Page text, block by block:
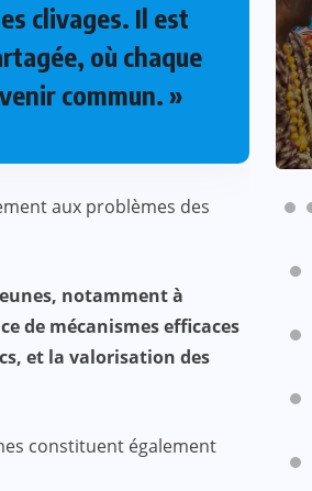
clivages. Il est
où chaque
commun. »
aux problèmes des
notamment à
de mécanismes efficaces
et la valorisation des
constituent également
PADRE : que de
!